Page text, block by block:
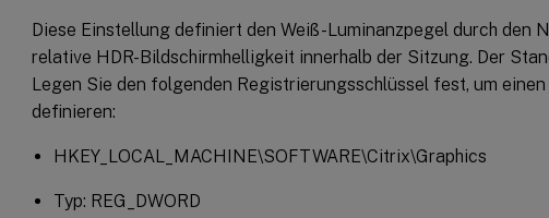
Diese Einstellung definiert den Weiß-Luminanzpegel durch den
relative HDR-Bildschirmhelligkeit innerhalb der Sitzung. Der
Legen Sie den folgenden Registrierungsschlüssel fest, um
definieren:
HKEY_LOCAL_MACHINE\SOFTWARE\Citrix\Graphics
Typ: REG_DWORD